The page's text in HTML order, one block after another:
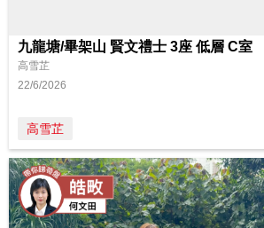
九龍塘/畢架山 賢文禮士 3座 低層 C室
高雪芷
22/6/2026
高雪芷